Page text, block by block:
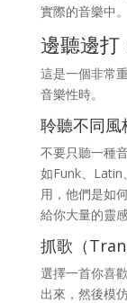
實際的音樂中。
邊聽邊打
這是一個非常
音樂性時。
聆聽不同風
不要只聽一種
如Funk、Latin
用，他們是如
給你大量的靈感
抓歌（
選擇一首你喜
出來，然後模